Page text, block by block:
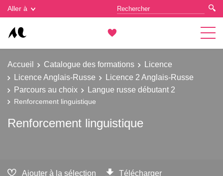
Aller à
Accueil Catalogue des formations
Licence
Licence Anglais-Russe
Licence 2 Anglais-Russe
Parcours au choix
Langue russe débutant 2
Renforcement linguistique
Renforcement linguistique
Ajouter à la sélection Télécharger
Gestion des cookies